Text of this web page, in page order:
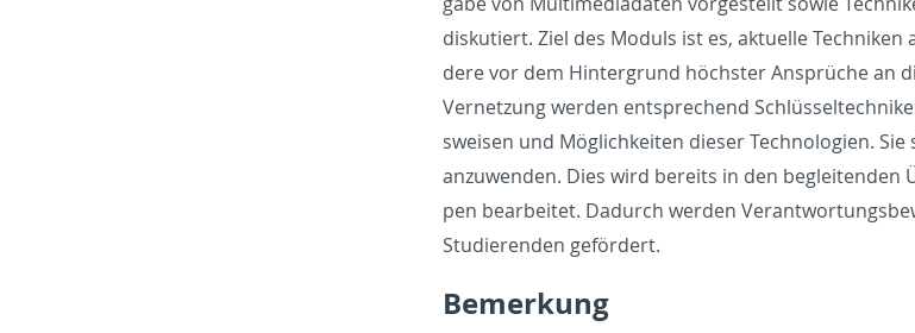
disku­tiert. Ziel des Moduls ist es, ak­tuelle
dere vor dem Hin­ter­grund höchster Ansprüche an
Ver­net­zung wer­den entsprechend
sweisen und Möglichkeiten dieser Tech­nolo­gien.
anzuwen­den. Dies wird bere­its in den
pen bear­beitet. Dadurch wer­den
Studieren­den gefördert.
Be­merkung